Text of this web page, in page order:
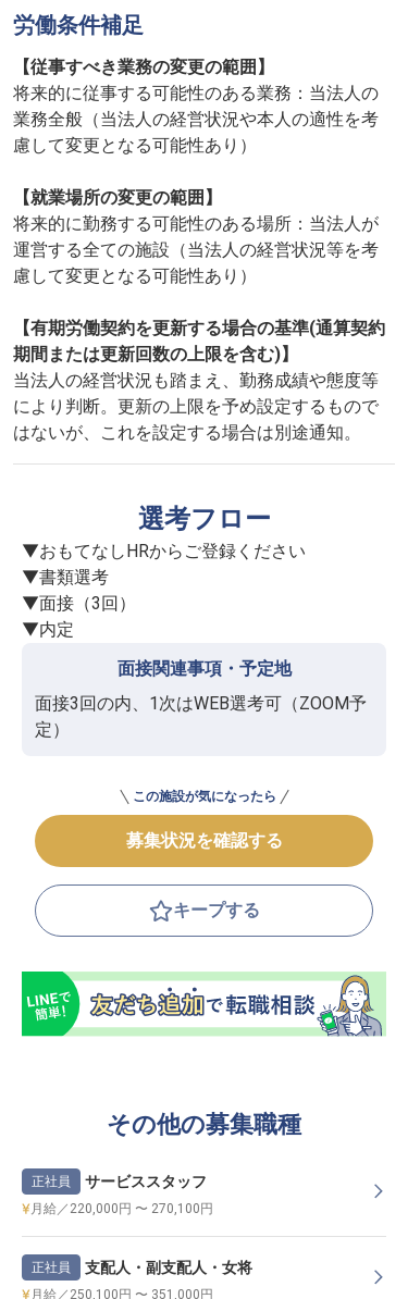
労働条件補足
【従事すべき業務の変更の範囲】
将来的に従事する可能性のある業務：当法人の
業務全般（当法人の経営状況や本人の適性を考
慮して変更となる可能性あり）
【就業場所の変更の範囲】
将来的に勤務する可能性のある場所：当法人が
運営する全ての施設（当法人の経営状況等を考
慮して変更となる可能性あり）
【有期労働契約を更新する場合の基準(通算契約
期間または更新回数の上限を含む)】
当法人の経営状況も踏まえ、勤務成績や態度等
により判断。更新の上限を予め設定するもので
はないが、これを設定する場合は別途通知。
選考フロー
▼おもてなしHRからご登録ください
▼書類選考
▼面接（3回）
▼内定
面接関連事項・予定地
面接3回の内、1次はWEB選考可（ZOOM予
定）
この施設が気になったら
募集状況を確認する
キープする
その他の募集職種
正社員 サービススタッフ
月給／220,000円 〜 270,100円
正社員 支配人・副支配人・女将
月給／250,100円 〜 351,000円